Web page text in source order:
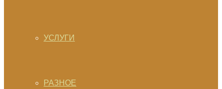
УСЛУГИ
РАЗНОЕ